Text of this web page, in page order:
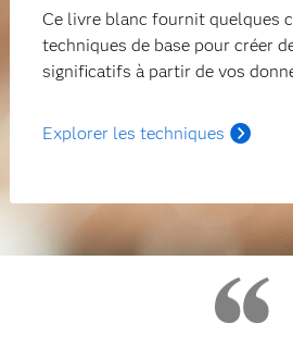
Ce livre blanc fournit quelques
techniques de base pour créer
significatifs à partir de vos
Explorer les techniques